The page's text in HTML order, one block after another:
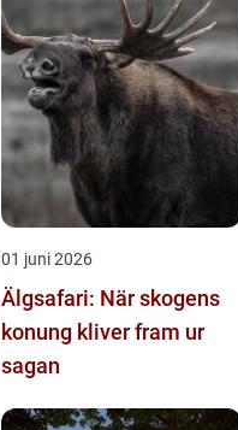
01 juni 2026
Älgsafari: När skogens
konung kliver fram ur
sagan